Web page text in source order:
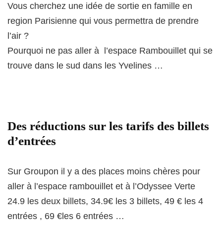
Vous cherchez une idée de sortie en famille en
region Parisienne qui vous permettra de prendre
l’air ?
Pourquoi ne pas aller à l’espace Rambouillet qui se
trouve dans le sud dans les Yvelines …
Des réductions sur les tarifs des billets
d’entrées
Sur Groupon il y a des places moins chères pour
aller à l’espace rambouillet et à l’Odyssee Verte
24.9 les deux billets, 34.9€ les 3 billets, 49 € les 4
entrées , 69 €les 6 entrées …